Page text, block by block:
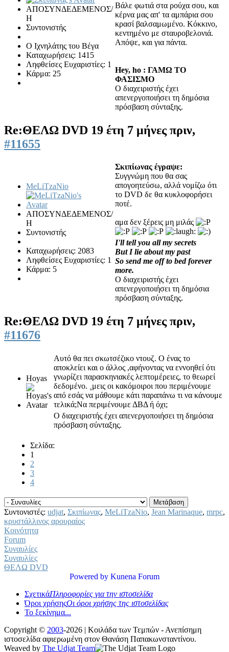
ΑΠΟΣΥΝΔΕΔΕΜΕΝΟΣ/
Η
Συντονιστής
Ο Ιχνηλάτης του Βέγα
Καταχωρήσεις: 1415
Ληφθείσες Ευχαριστίες: 1
Κάρμα: 25
Βάλε φωτιά στα ρούχα σου, και
κέρνα μας απ' τα αμπάρια σου
κρασί βαλσαμωμένο. Κόκκινο,
κεντημένο με σταυροβελονιά.
Απόψε, και για πάντα.
Hey, ho : ΓΑΜΩ ΤΟ
ΦΑΣΙΣΜΟ
Ο διαχειριστής έχει
απενεργοποιήσει τη δημόσια
πρόσβαση σύνταξης.
Re:ΘΕΛΩ DVD 19 έτη 7 μήνες πριν,
#11655
MeLiTzaNio
ΑΠΟΣΥΝΔΕΔΕΜΕΝΟΣ/
Η
Συντονιστής
Καταχωρήσεις: 2083
Ληφθείσες Ευχαριστίες: 1
Κάρμα: 5
Σκιπίωνας έγραψε:
Συγγνώμη που θα σας
απογοητεύσω, αλλά νομίζω ότι
το DVD δε θα κυκλοφορήσει
ποτέ.
αμα δεν ξέρεις μη μιλάς
I'll tell you all my secrets
But I lie about my past
So send me off to bed forever
more.
Ο διαχειριστής έχει
απενεργοποιήσει τη δημόσια
πρόσβαση σύνταξης.
Re:ΘΕΛΩ DVD 19 έτη 7 μήνες πριν,
#11676
Hoyas
Αυτό θα πει σκωτσέζικο ντουζ. Ο ένας το
αποκλείει και ο άλλος ,αφήνοντας να εννοηθεί ότι
γνωρίζει παρασκηνιακές λεπτομέρειες, το θεωρεί
δεδομένο. ¸μεις οι κακόμοιροι που περιμένουμε
από εσάς να μάθουμε κάτι παραπάνω τι να κάνουμε
τελικά;Να περιμένουμε ΔΒΔ ή όχι;
Ο διαχειριστής έχει απενεργοποιήσει τη δημόσια
πρόσβαση σύνταξης.
Σελίδα:
1
2
3
4
Συντονιστές: udjat, Σκιπίωνας, MeLiTzaNio, Jean Marinaque, mrpc,
κρυστάλλινος αρουραίος
Κοινότητα
Forum
Συναυλίες
Συναυλίες
ΘΕΛΩ DVD
Powered by Kunena Forum
ΣχετικάΠληροφορίες για την ιστοσελίδα
Όροι χρήσηςΟι όροι χρήσης της ιστοσελίδας
Το ξεκίνημα...
Copyright © 2003-2026 | Κοιλάδα των Τεμπών - Ανεπίσημη
ιστοσελίδα αφιερωμένη στον Θανάση Παπακωνσταντίνου.
Weaved by The Udjat Team